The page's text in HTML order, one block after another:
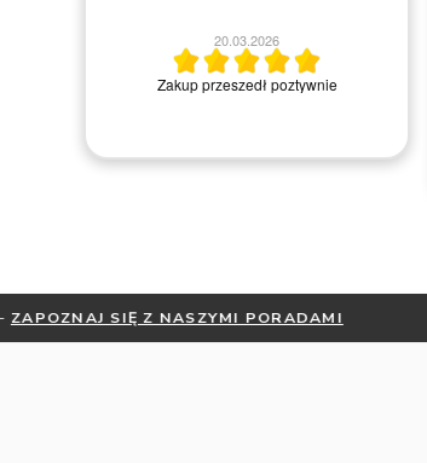
5 na 5
20.03.2026
Zakup przeszedł poztywnie
NIE WIESZ JAK ZMIERZYĆ